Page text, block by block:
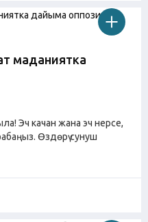
маданиятка
Эч качан жана эч нерсе,
Өздөрү сунуш